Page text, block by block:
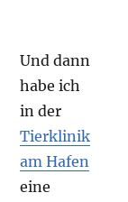
Und dann
habe ich
in der
Tierklinik
am Hafen
eine